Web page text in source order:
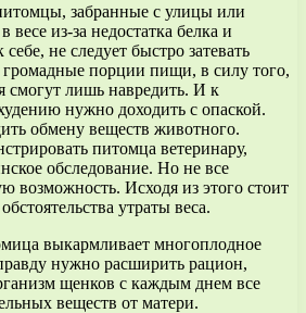
забранные с улицы или
из-за недостатка белка и
не следует быстро затевать
громадные порции пищи, в силу того,
смогут лишь навредить. И к
нужно доходить с опаской.
обмену веществ животного.
питомца ветеринару,
обследование. Но не все
возможность. Исходя из этого стоит
утраты веса.
выкармливает многоплодное
нужно расширить рацион,
щенков с каждым днем все
веществ от матери.